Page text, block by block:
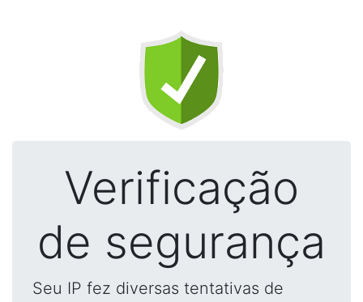
Verificação
de segurança
Seu IP fez diversas tentativas de